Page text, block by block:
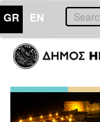
GR EN
ΕΠΙΚΑΙΡΟΤΗΤΑ
Τύπου
Αρχείο